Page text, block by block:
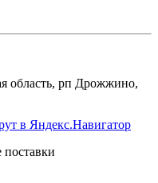
область, рп Дрожжино,
в Яндекс.Навигатор